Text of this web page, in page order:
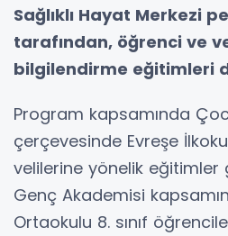
Sağlıklı Hayat Merkezi
tarafından, öğrenci ve
bilgilendirme eğitimleri
Program kapsamında
çerçevesinde Evreşe
velilerine yönelik eğitimler
Genç Akademisi
Ortaokulu 8. sınıf